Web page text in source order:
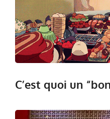
C’est quoi un